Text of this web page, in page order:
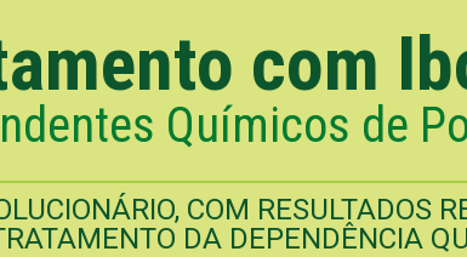
com
Químicos de
COM RESULTADOS
DA DEPENDÊNCIA